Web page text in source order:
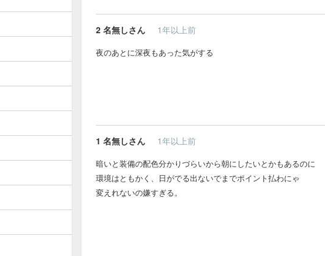
2 名無しさん 1年以上前
夜のあとに深夜もあった気がする
1 名無しさん 1年以上前
暗いと装備の配色分かりづらいから朝にしたいとかもあるのに
環境はともかく、日がでる出ないでまでポイント払わにゃ
変えれないの嫌すぎる。